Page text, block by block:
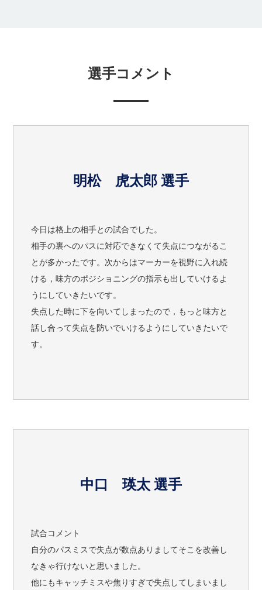
選手コメント
明松 虎太郎 選手
今日は格上の相手との試合でした。
相手の裏へのパスに対応できなくて失点につながるこ
とが多かったです。次からはマーカーを視野に入れ続
ける，味方のポジショニングの指示も出していけるよ
うにしていきたいです。
失点した時に下を向いてしまったので，もっと味方と
話し合って失点を防いでいけるようにしていきたいで
す。
中口 瑛太 選手
試合コメント
自分のパスミスで失点が数点ありましてそこを改善し
なきゃ行けないと思いました。
他にもキャッチミスや焦りすぎで失点してしまいまし